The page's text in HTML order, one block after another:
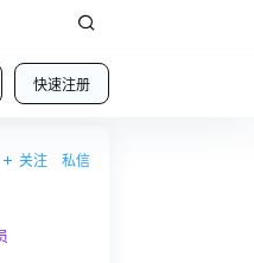
快速注册
关注 私信